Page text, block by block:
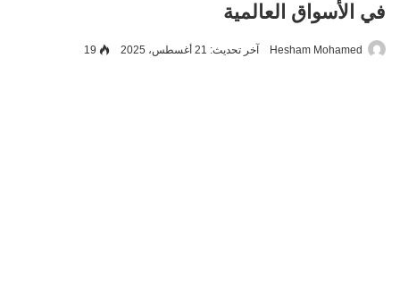
في الأسواق العالمية
Hesham Mohamed آخر تحديث: 21 أغسطس، 2025 19